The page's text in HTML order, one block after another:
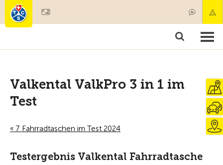
Mitgliedschaft & Leistungen
Valkental ValkPro 3 in 1 im
Test
« 7 Fahrradtaschen im Test 2024
Testergebnis Valkental Fahrradtasche